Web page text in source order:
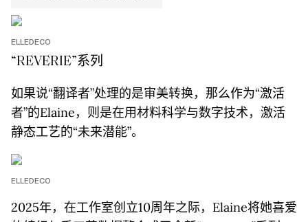
ELLEDECO
“REVERIE”系列
如果说“翻译者”处理的是审美转换，那么作为“激活
者”的Elaine，则是在用材料科学与数字技术，激活
静态工艺的“未来潜能”。
ELLEDECO
2025年，在工作室创立10周年之际，Elaine将她喜爱